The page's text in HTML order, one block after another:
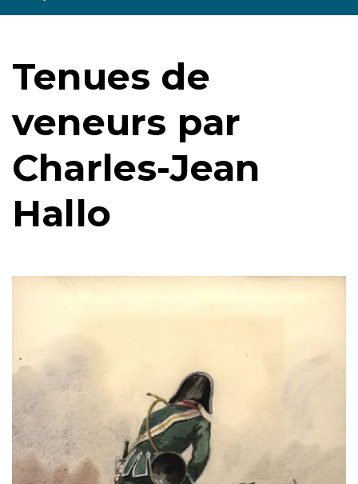
Tenues de
veneurs par
Charles-Jean
Hallo